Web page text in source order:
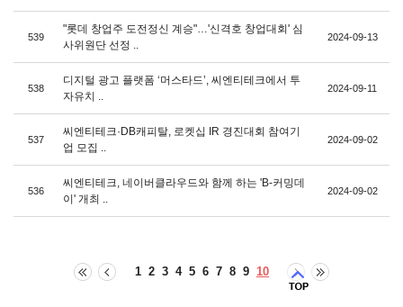
539
"롯데 창업주 도전정신 계승"…'신격호 창업대회' 심
사위원단 선정 ..
2024-09-13
538
디지털 광고 플랫폼 ‘머스타드’, 씨엔티테크에서 투
자유치 ..
2024-09-11
537
씨엔티테크·DB캐피탈, 로켓십 IR 경진대회 참여기
업 모집 ..
2024-09-02
536
씨엔티테크, 네이버클라우드와 함께 하는 'B-커밍데
이' 개최 ..
2024-09-02
1 2 3 4 5 6 7 8 9 10